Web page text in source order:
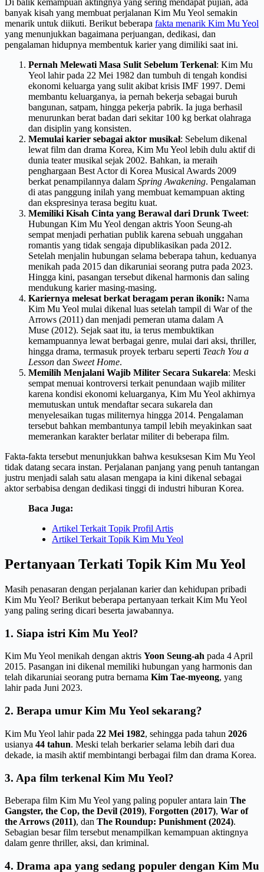
Di balik kemampuan aktingnya yang sering mendapat pujian, ada
banyak kisah yang membuat perjalanan Kim Mu Yeol semakin
menarik untuk diikuti. Berikut beberapa fakta menarik Kim Mu Yeol
yang menunjukkan bagaimana perjuangan, dedikasi, dan
pengalaman hidupnya membentuk karier yang dimiliki saat ini.
Pernah Melewati Masa Sulit Sebelum Terkenal: Kim Mu
Yeol lahir pada 22 Mei 1982 dan tumbuh di tengah kondisi
ekonomi keluarga yang sulit akibat krisis IMF 1997. Demi
membantu keluarganya, ia pernah bekerja sebagai buruh
bangunan, satpam, hingga pekerja pabrik. Ia juga berhasil
menurunkan berat badan dari sekitar 100 kg berkat olahraga
dan disiplin yang konsisten.
Memulai karier sebagai aktor musikal: Sebelum dikenal
lewat film dan drama Korea, Kim Mu Yeol lebih dulu aktif di
dunia teater musikal sejak 2002. Bahkan, ia meraih
penghargaan Best Actor di Korea Musical Awards 2009
berkat penampilannya dalam Spring Awakening. Pengalaman
di atas panggung inilah yang membuat kemampuan akting
dan ekspresinya terasa begitu kuat.
Memiliki Kisah Cinta yang Berawal dari Drunk Tweet:
Hubungan Kim Mu Yeol dengan aktris Yoon Seung-ah
sempat menjadi perhatian publik karena sebuah unggahan
romantis yang tidak sengaja dipublikasikan pada 2012.
Setelah menjalin hubungan selama beberapa tahun, keduanya
menikah pada 2015 dan dikaruniai seorang putra pada 2023.
Hingga kini, pasangan tersebut dikenal harmonis dan saling
mendukung karier masing-masing.
Kariernya melesat berkat beragam peran ikonik: Nama
Kim Mu Yeol mulai dikenal luas setelah tampil di War of the
Arrows (2011) dan menjadi pemeran utama dalam A
Muse (2012). Sejak saat itu, ia terus membuktikan
kemampuannya lewat berbagai genre, mulai dari aksi, thriller,
hingga drama, termasuk proyek terbaru seperti Teach You a
Lesson dan Sweet Home.
Memilih Menjalani Wajib Militer Secara Sukarela: Meski
sempat menuai kontroversi terkait penundaan wajib militer
karena kondisi ekonomi keluarganya, Kim Mu Yeol akhirnya
memutuskan untuk mendaftar secara sukarela dan
menyelesaikan tugas militernya hingga 2014. Pengalaman
tersebut bahkan membantunya tampil lebih meyakinkan saat
memerankan karakter berlatar militer di beberapa film.
Fakta-fakta tersebut menunjukkan bahwa kesuksesan Kim Mu Yeol
tidak datang secara instan. Perjalanan panjang yang penuh tantangan
justru menjadi salah satu alasan mengapa ia kini dikenal sebagai
aktor serbabisa dengan dedikasi tinggi di industri hiburan Korea.
Baca Juga:
Artikel Terkait Topik Profil Artis
Artikel Terkait Topik Kim Mu Yeol
Pertanyaan Terkati Topik Kim Mu Yeol
Masih penasaran dengan perjalanan karier dan kehidupan pribadi
Kim Mu Yeol? Berikut beberapa pertanyaan terkait Kim Mu Yeol
yang paling sering dicari beserta jawabannya.
1. Siapa istri Kim Mu Yeol?
Kim Mu Yeol menikah dengan aktris Yoon Seung-ah pada 4 April
2015. Pasangan ini dikenal memiliki hubungan yang harmonis dan
telah dikaruniai seorang putra bernama Kim Tae-myeong, yang
lahir pada Juni 2023.
2. Berapa umur Kim Mu Yeol sekarang?
Kim Mu Yeol lahir pada 22 Mei 1982, sehingga pada tahun 2026
usianya 44 tahun. Meski telah berkarier selama lebih dari dua
dekade, ia masih aktif membintangi berbagai film dan drama Korea.
3. Apa film terkenal Kim Mu Yeol?
Beberapa film Kim Mu Yeol yang paling populer antara lain The
Gangster, the Cop, the Devil (2019), Forgotten (2017), War of
the Arrows (2011), dan The Roundup: Punishment (2024).
Sebagian besar film tersebut menampilkan kemampuan aktingnya
dalam genre thriller, aksi, dan kriminal.
4. Drama apa yang sedang populer dengan Kim Mu